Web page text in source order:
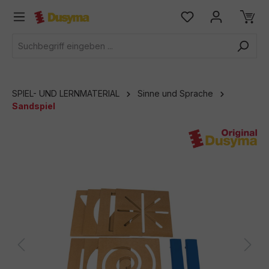
springen
SPIEL- UND LERNMATERIAL
Sinne und Sprache
Sandspiel